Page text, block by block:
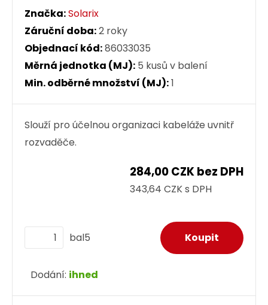
Značka:Solarix
Záruční doba:2 roky
Objednací kód:86033035
Měrná jednotka (MJ): 5 kusů v balení
Min. odběrné množství (MJ):1
Slouží pro účelnou organizaci kabeláže uvnitř
rozvaděče.
284,00 CZK bez DPH
343,64 CZK s DPH
bal5
Dodání: ihned